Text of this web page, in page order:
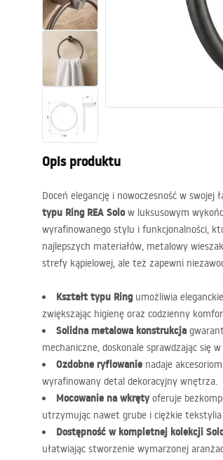
Baterie
Natryski
Akcesoria i meble łazienkowe
Opis produktu
Doceń elegancję i nowoczesność w swojej
typu Ring REA Solow luksusowym
wyrafinowanego stylu i funkcjonalności,
najlepszych materiałów, metalowy
strefy kąpielowej, ale też zapewni
Kształt typu Ringumożliwia
zwiększając higienę oraz codzienny
Solidna metalowa konstrukcja
mechaniczne, doskonale sprawdzając się w
Ozdobne ryflowanie nadaje
wyrafinowany detal dekoracyjny wnętrza.
Mocowanie na wkrętyoferuje
utrzymując nawet grube i ciężkie tekstylia
Dostępność w kompletnej kolekcji
ułatwiając stworzenie wymarzonej